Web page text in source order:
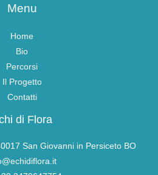
Menu
Home
Bio
Percorsi
Il Progetto
Contatti
di Flora
San Giovanni in Persiceto BO